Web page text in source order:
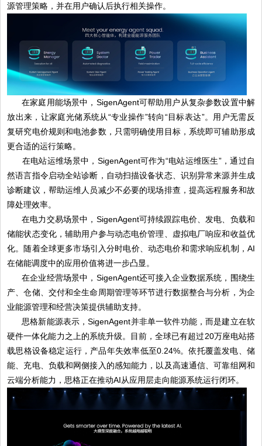
源管理策略，并在用户确认后执行相关操作。
在家庭用能场景中，SigenAgent可帮助用户从复杂参数设置中解
放出来，让家庭光储系统从“专业操作”转向“目标表达”。用户无需反
复研究电价规则和电池参数，只需明确使用目标，系统即可辅助形成
更合适的运行策略。
在电站运维场景中，SigenAgent可作为“电站运维医生”，通过自
然语言指令启动全站诊断，自动扫描设备状态、识别异常来源并生成
诊断建议，帮助运维人员减少不必要的现场排查，提高远程服务和故
障处理效率。
在电力交易场景中，SigenAgent可持续跟踪电价、发电、负载和
储能状态变化，辅助用户参与动态电价管理、虚拟电厂响应和收益优
化。随着全球更多市场引入分时电价、动态电价和需求响应机制，AI
在储能调度中的应用价值将进一步凸显。
在企业经营场景中，SigenAgent还可接入企业数据系统，围绕生
产、仓储、交付和全生命周期管理等环节进行数据整合与分析，为企
业能源管理和经营决策提供辅助支持。
思格新能源表示，SigenAgent并非单一软件功能，而是建立在软
硬件一体化能力之上的系统升级。目前，全球已有超过20万座电站搭
载思格设备稳定运行，产品年失效率低至0.24%。依托覆盖发电、储
能、充电、负载和网侧接入的感知能力，以及高速通信、可靠组网和
云端分析能力，思格正在推动AI从应用层走向能源系统运行闭环。